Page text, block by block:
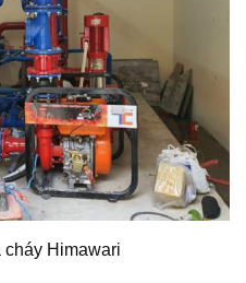
Himawari